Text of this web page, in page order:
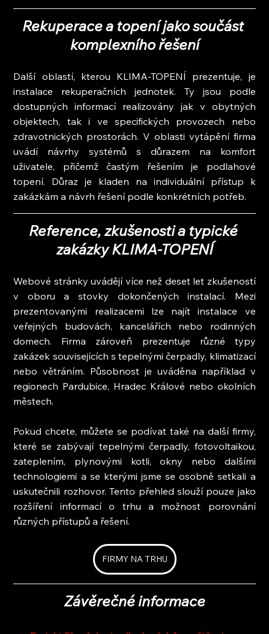
Rekuperace a topení jako součást
komplexního řešení
Další oblastí, kterou KLIMA-TOPENÍ prezentuje, je
instalace rekuperačních jednotek. Ty jsou podle
dostupných informací realizovány jak v obytných
objektech, tak i ve specifických provozech nebo
zdravotnických prostorách. V oblasti vytápění firma
uvádí návrhy systémů s důrazem na komfort
uživatele, přičemž častým řešením je podlahové
topení. Důraz je kladen na individuální přístup k
zakázkám a návrh řešení podle konkrétních potřeb.
Reference, zkušenosti a typické
zakázky KLIMA-TOPENÍ
Webové stránky uvádějí více než deset let zkušeností
v oboru a stovky dokončených instalací. Mezi
prezentovanými realizacemi lze najít instalace ve
veřejných budovách, kancelářích nebo rodinných
domech. Firma zároveň prezentuje různé typy
zakázek souvisejících s tepelnými čerpadly, klimatizací
nebo větráním. Působnost je uváděna například v
regionech Pardubice, Hradec Králové nebo okolních
městech.
Pokud chcete, můžete se podívat také na další firmy,
které se zabývají tepelnými čerpadly, fotovoltaikou,
zateplením, plynovými kotli, okny nebo dalšími
technologiemi a se kterými jsme se osobně setkali a
uskutečnili rozhovor. Tento přehled slouží pouze jako
rozšíření informací o trhu a možnost porovnání
různých přístupů a řešení.
FIRMY NA TRHU
Závěrečné informace